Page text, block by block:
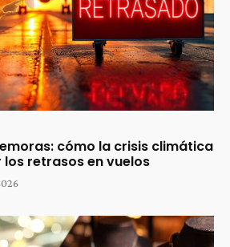
cómo la crisis climática
retrasos en vuelos